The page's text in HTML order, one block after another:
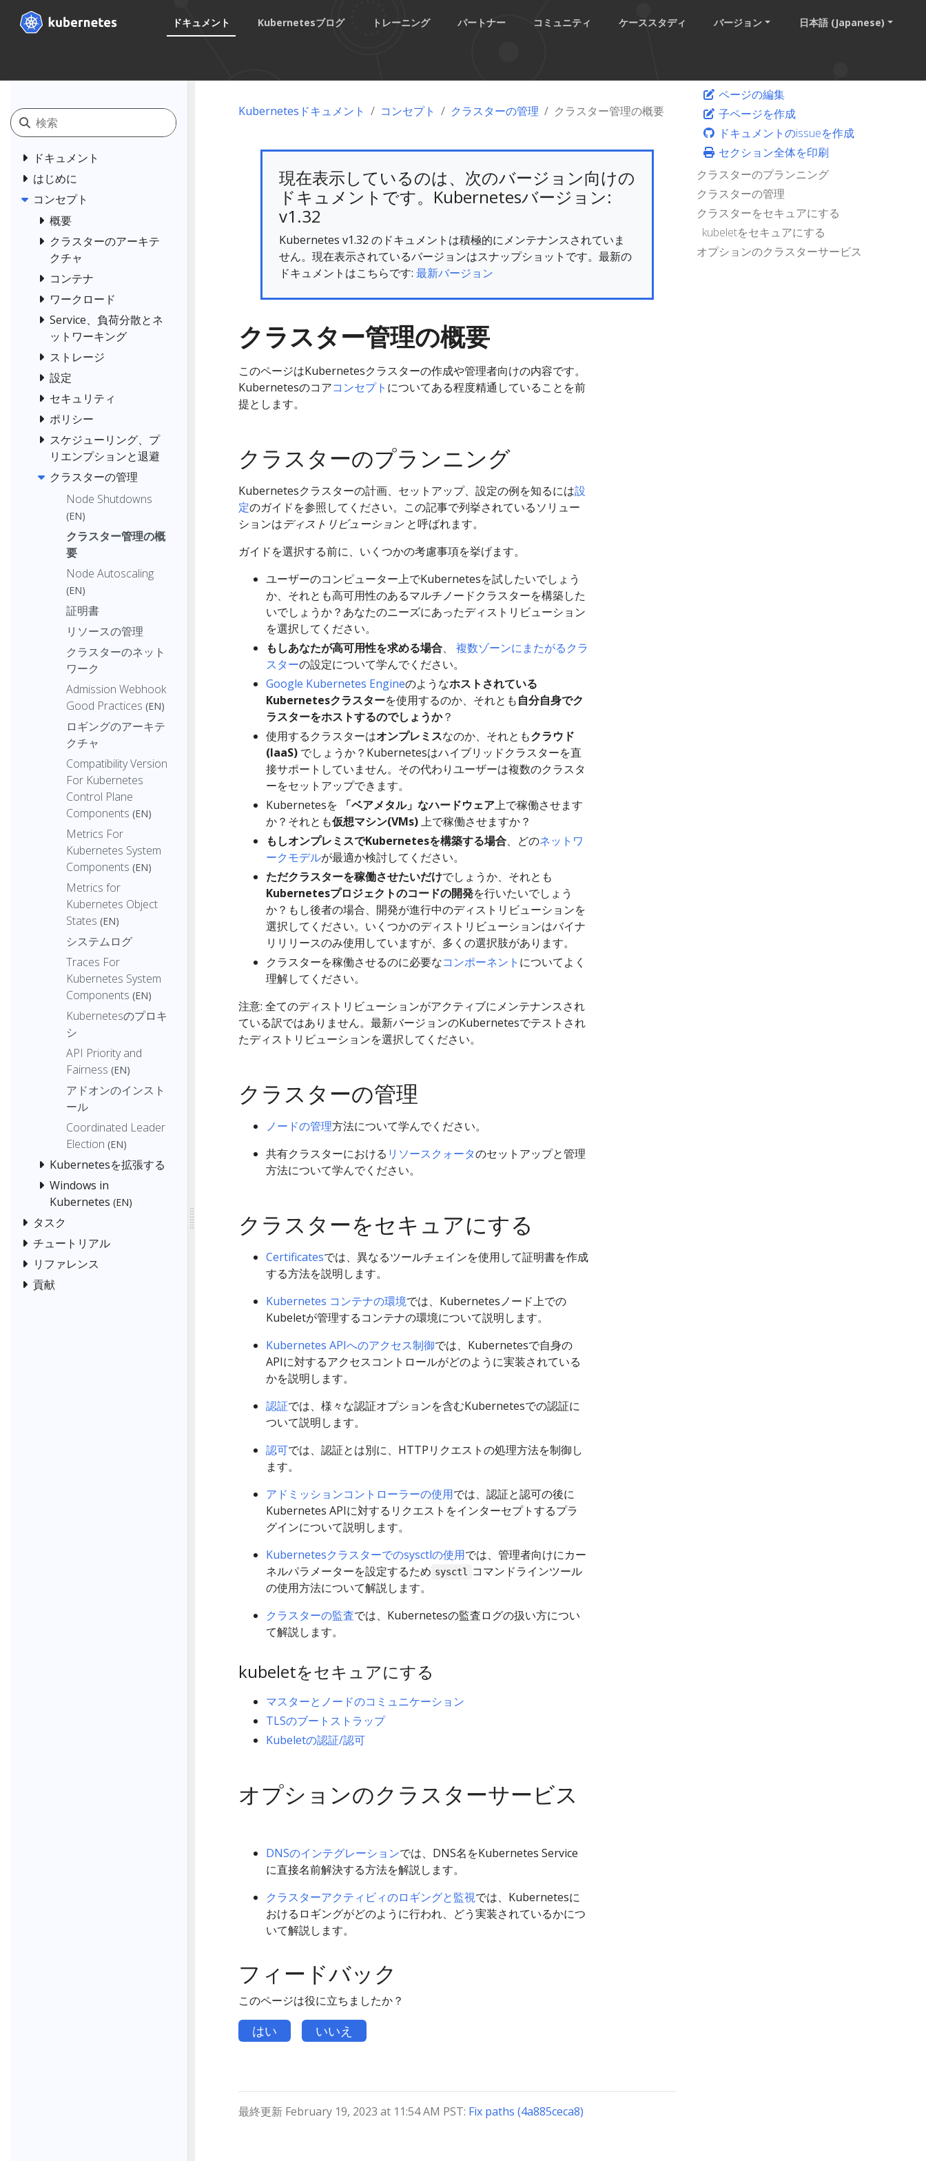
ドキュメント Kubernetesブログ トレーニング パートナー コミュニティ ケーススタディ バージョン 日本語 (Japanese)
ドキュメント
はじめに
コンセプト
概要
クラスターのアーキテ
クチャ
コンテナ
ワークロード
Service、負荷分散とネ
ットワーキング
ストレージ
設定
セキュリティ
ポリシー
スケジューリング、プ
リエンプションと退避
クラスターの管理
Node Shutdowns
(EN)
クラスター管理の概
要
Node Autoscaling
(EN)
証明書
リソースの管理
クラスターのネット
ワーク
Admission Webhook
Good Practices (EN)
ロギングのアーキテ
クチャ
Compatibility Version
For Kubernetes
Control Plane
Components (EN)
Metrics For
Kubernetes System
Components (EN)
Metrics for
Kubernetes Object
States (EN)
システムログ
Traces For
Kubernetes System
Components (EN)
Kubernetesのプロキ
シ
API Priority and
Fairness (EN)
アドオンのインスト
ール
Coordinated Leader
Election (EN)
Kubernetesを拡張する
Windows in
Kubernetes (EN)
タスク
チュートリアル
リファレンス
貢献
Kubernetesドキュメント コンセプト クラスターの管理 クラスター管理の概要
現在表示しているのは、次のバージョン向けの
ドキュメントです。Kubernetesバージョン:
v1.32
Kubernetes v1.32 のドキュメントは積極的にメンテナンスされていま
せん。現在表示されているバージョンはスナップショットです。最新の
ドキュメントはこちらです: 最新バージョン
クラスター管理の概要
このページはKubernetesクラスターの作成や管理者向けの内容です。
Kubernetesのコアコンセプト についてある程度精通していることを前
提とします。
クラスターのプランニング
Kubernetesクラスターの計画、セットアップ、設定の例を知るには設
定のガイドを参照してください。この記事で列挙されているソリュー
ションはディストリビューションと呼ばれます。
ガイドを選択する前に、いくつかの考慮事項を挙げます。
ユーザーのコンピューター上でKubernetesを試したいでしょう
か、それとも高可用性のあるマルチノードクラスターを構築した
いでしょうか？あなたのニーズにあったディストリビューション
を選択してください。
もしあなたが高可用性を求める場合、 複数ゾーンにまたがるクラ
スターの設定について学んでください。
Google Kubernetes Engineのようなホストされている
Kubernetesクラスターを使用するのか、それとも自分自身でク
ラスターをホストするのでしょうか？
使用するクラスターはオンプレミスなのか、それともクラウド
(IaaS)でしょうか？Kubernetesはハイブリッドクラスターを直
接サポートしていません。その代わりユーザーは複数のクラスタ
ーをセットアップできます。
Kubernetesを
「ベアメタル」なハードウェア上で稼働させます
か？それとも仮想マシン(VMs)上で稼働させますか？
もしオンプレミスでKubernetesを構築する場合、どのネットワ
ークモデルが最適か検討してください。
ただクラスターを稼働させたいだけでしょうか、それとも
Kubernetesプロジェクトのコードの開発を行いたいでしょう
か？もし後者の場合、開発が進行中のディストリビューションを
選択してください。いくつかのディストリビューションはバイナ
リリリースのみ使用していますが、多くの選択肢があります。
クラスターを稼働させるのに必要なコンポーネント についてよく
理解してください。
注意: 全てのディストリビューションがアクティブにメンテナンスされ
ている訳ではありません。最新バージョンのKubernetesでテストされ
たディストリビューションを選択してください。
クラスターの管理
ノードの管理方法について学んでください。
共有クラスターにおける リソースクォータのセットアップと管理
方法について学んでください。
クラスターをセキュアにする
Certificatesでは、異なるツールチェインを使用して証明書を作成
する方法を説明します。
Kubernetes コンテナの環境では、Kubernetesノード上での
Kubeletが管理するコンテナの環境について説明します。
Kubernetes APIへのアクセス制御では、Kubernetesで自身の
APIに対するアクセスコントロールがどのように実装されている
かを説明します。
認証では、様々な認証オプションを含むKubernetesでの認証に
ついて説明します。
認可では、認証とは別に、HTTPリクエストの処理方法を制御し
ます。
アドミッションコントローラーの使用では、認証と認可の後に
Kubernetes APIに対するリクエストをインターセプトするプラ
グインについて説明します。
Kubernetesクラスターでのsysctlの使用では、管理者向けにカー
ネルパラメーターを設定するため sysctl
コマンドラインツール
の使用方法について解説します。
クラスターの監査では、Kubernetesの監査ログの扱い方につい
て解説します。
kubeletをセキュアにする
マスターとノードのコミュニケーション
TLSのブートストラップ
Kubeletの認証/認可
オプションのクラスターサービス
DNSのインテグレーションでは、DNS名をKubernetes Service
に直接名前解決する方法を解説します。
クラスターアクティビィのロギングと監視では、Kubernetesに
おけるロギングがどのように行われ、どう実装されているかにつ
いて解説します。
フィードバック
このページは役に立ちましたか？
はい いいえ
最終更新 February 19, 2023 at 11:54 AM PST: Fix paths (4a885ceca8)
ページの編集
子ページを作成
ドキュメントのissueを作成
セクション全体を印刷
クラスターのプランニング
クラスターの管理
クラスターをセキュアにする
kubeletをセキュアにする
オプションのクラスターサービス